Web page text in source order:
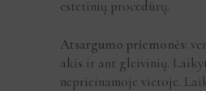
estetinių procedūrų.
Atsargumo priemonės:
akis ir ant gleivinių.
neprieinamoje vietoje.